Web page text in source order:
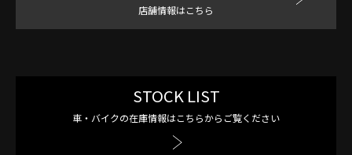
店舗情報はこちら
STOCK LIST
車・バイクの在庫情報はこちらからご覧ください